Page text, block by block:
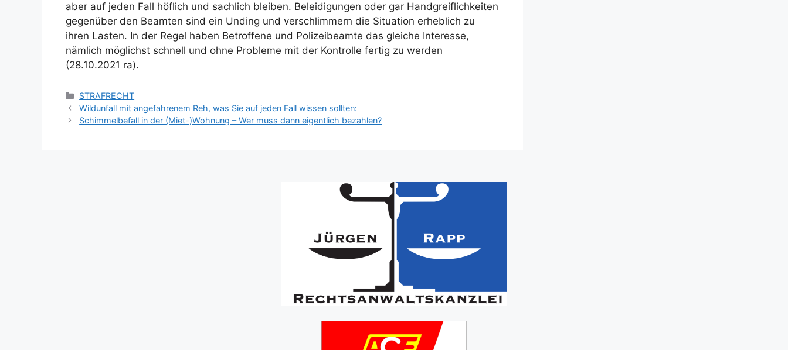
aber auf jeden Fall höflich und sachlich bleiben. Belei­di­gungen oder gar Handgreif­lich­keiten
gegenüber den Beamten sind ein Unding und verschlimmern die Situation erheblich zu
ihren Lasten. In der Regel haben Betroffene und Polizeibeamte das gleiche Interesse,
nämlich möglichst schnell und ohne Probleme mit der Kontrolle fertig zu werden
(28.10.2021 ra).
STRAFRECHT
Wildunfall mit angefahrenem Reh, was Sie auf jeden Fall wissen sollten:
Schimmelbefall in der (Miet-)Wohnung – Wer muss dann eigentlich bezahlen?